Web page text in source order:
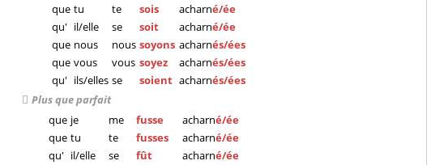
que tu te sois acharné/ée
qu' il/elle se soit acharné/ée
que nous nous soyons acharnés/ées
que vous vous soyez acharnés/ées
qu' ils/elles se soient acharnés/ées
Plus que parfait
que je me fusse acharné/ée
que tu te fusses acharné/ée
qu' il/elle se fût acharné/ée